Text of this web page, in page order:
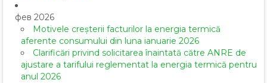
фев 2026
Motivele creșterii facturilor la energia termică
aferente consumului din luna ianuarie 2026
Clarificări privind solicitarea înaintată către ANRE de
ajustare a tarifului reglementat la energia termică pentru
anul 2026